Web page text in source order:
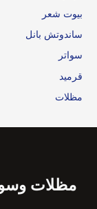
بيوت شعر
ساندوتش بانل
سواتر
قرميد
مظلات
مظلات